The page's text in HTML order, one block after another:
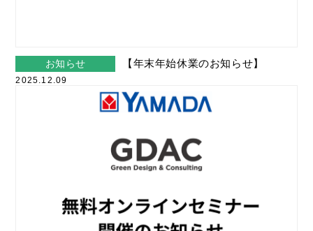
お知らせ 【年末年始休業のお知らせ】
2025.12.09